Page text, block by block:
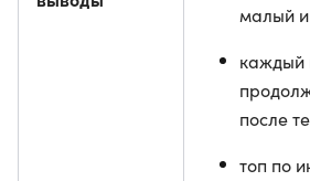
малый и
каждый
после
топ по